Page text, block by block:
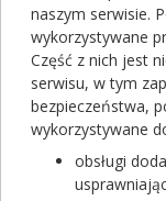
Farmaceuta
naszym serwisie.
wykorzystywane
Część z nich jest
serwisu, w tym
bezpieczeństwa,
wykorzystywane
obsługi